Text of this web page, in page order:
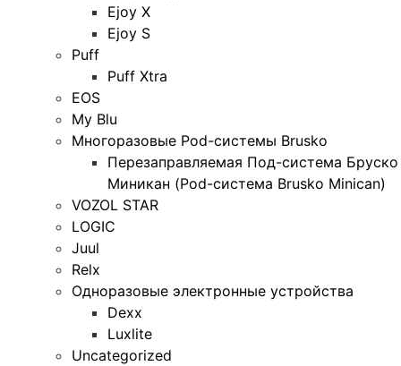
Ejoy X
Ejoy S
Puff
Puff Xtra
EOS
My Blu
Многоразовые Pod-системы Brusko
Перезаправляемая Под-система Бруско
Миникан (Pod-система Brusko Minican)
VOZOL STAR
LOGIC
Juul
Relx
Одноразовые электронные устройства
Dexx
Luxlite
Uncategorized